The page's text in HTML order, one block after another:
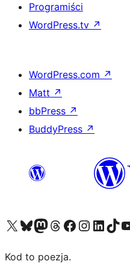
Programiści
WordPress.tv ↗
WordPress.com ↗
Matt ↗
bbPress ↗
BuddyPress ↗
Odwiedź nasze konto X (dawniej Twitter)
Odwiedź nasze konto Bluesky
Odwiedź nasze konto na Mastodoncie
Odwiedź naszego Threadsa
Odwiedź naszego
Odwiedź nasze konto na
Odwiedź nasze konto
Odwiedź
Kod to poezja.